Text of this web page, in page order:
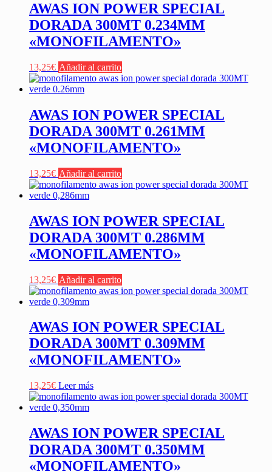
AWAS ION POWER SPECIAL
DORADA 300MT 0.234MM
«MONOFILAMENTO»
13,25€ Añadir al carrito
AWAS ION POWER SPECIAL
DORADA 300MT 0.261MM
«MONOFILAMENTO»
13,25€ Añadir al carrito
AWAS ION POWER SPECIAL
DORADA 300MT 0.286MM
«MONOFILAMENTO»
13,25€ Añadir al carrito
AWAS ION POWER SPECIAL
DORADA 300MT 0.309MM
«MONOFILAMENTO»
13,25€ Leer más
AWAS ION POWER SPECIAL
DORADA 300MT 0.350MM
«MONOFILAMENTO»